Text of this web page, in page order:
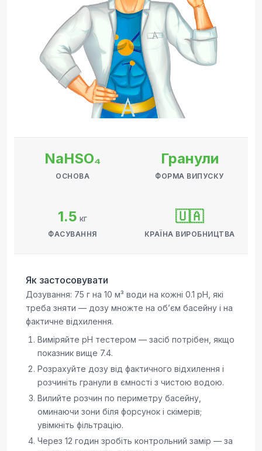
NaHSO₄
ОСНОВА
Гранули
ФОРМА ВИПУСКУ
1.5 кг
ФАСУВАННЯ
🇺🇦
КРАЇНА ВИРОБНИЦТВА
Як застосовувати
Дозування: 75 г на 10 м³ води на кожні 0.1 pH, які
треба зняти — дозу множте на обʼєм басейну і на
фактичне відхилення.
Виміряйте pH тестером — засіб потрібен, якщо
показник вище 7.4.
Розрахуйте дозу від фактичного відхилення і
розчиніть гранули в ємності з чистою водою.
Вилийте розчин по периметру басейну,
оминаючи зони біля форсунок і скімерів;
увімкніть фільтрацію.
Через 12 годин зробіть контрольний замір — за